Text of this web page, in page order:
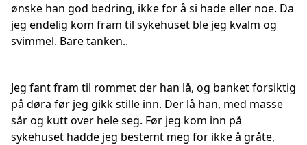
ønske han god bedring, ikke for å si hade eller noe. Da
jeg endelig kom fram til sykehuset ble jeg kvalm og
svimmel. Bare tanken..
Jeg fant fram til rommet der han lå, og banket forsiktig
på døra før jeg gikk stille inn. Der lå han, med masse
sår og kutt over hele seg. Før jeg kom inn på
sykehuset hadde jeg bestemt meg for ikke å gråte,